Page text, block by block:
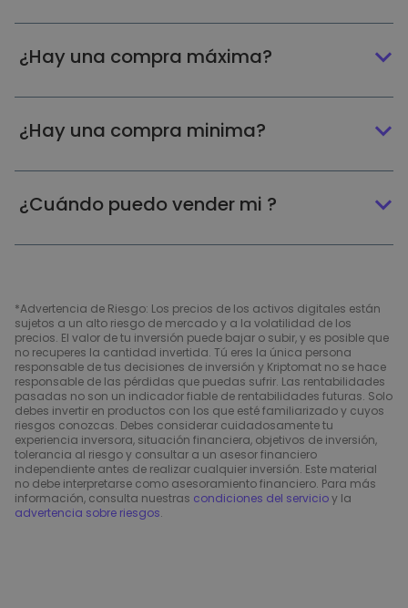
¿Hay una compra máxima?
¿Hay una compra minima?
¿Cuándo puedo vender mi ?
*Advertencia de Riesgo: Los precios de los activos digitales están
sujetos a un alto riesgo de mercado y a la volatilidad de los
precios. El valor de tu inversión puede bajar o subir, y es posible que
no recuperes la cantidad invertida. Tú eres la única persona
responsable de tus decisiones de inversión y Kriptomat no se hace
responsable de las pérdidas que puedas sufrir. Las rentabilidades
pasadas no son un indicador fiable de rentabilidades futuras. Solo
debes invertir en productos con los que esté familiarizado y cuyos
riesgos conozcas. Debes considerar cuidadosamente tu
experiencia inversora, situación financiera, objetivos de inversión,
tolerancia al riesgo y consultar a un asesor financiero
independiente antes de realizar cualquier inversión. Este material
no debe interpretarse como asesoramiento financiero. Para más
información, consulta nuestras condiciones del servicioy la
advertencia sobre riesgos.